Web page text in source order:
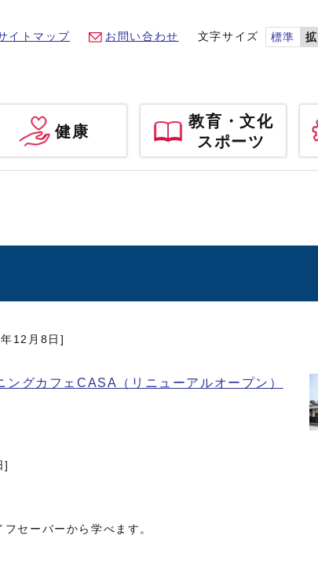
イトマップ お問い合わせ 文字サイズ 標準
健康
教育・文化
スポーツ
12月8日]
グカフェCASA（リニューアルオープン）
]
セーバーから学べます。